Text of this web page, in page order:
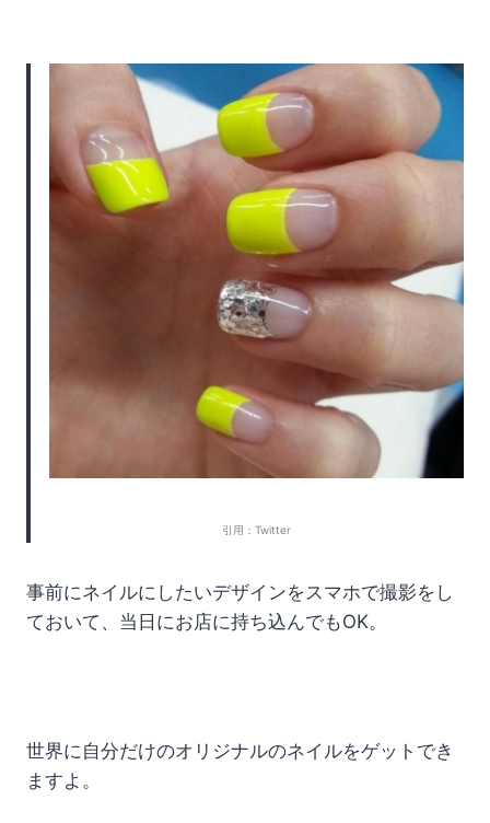
引用：Twitter
事前にネイルにしたいデザインをスマホで撮影をし
ておいて、当日にお店に持ち込んでもOK。
世界に自分だけのオリジナルのネイルをゲットでき
ますよ。